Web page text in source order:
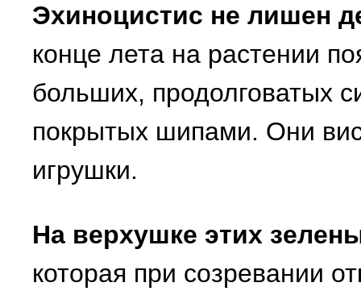
Эхиноцистис не лишен
конце лета на растении
больших, продолговатых
покрытых шипами. Они
игрушки.
На верхушке этих
которая при созревании